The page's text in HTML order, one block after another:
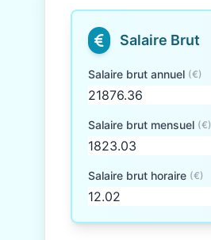
Salaire Brut
Salaire brut annuel (€)
Salaire brut mensuel (€)
Salaire brut horaire (€)